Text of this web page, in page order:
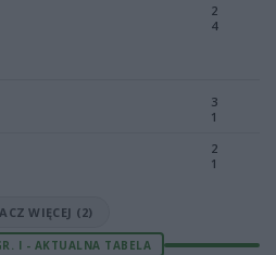
2
4
3
1
2
1
WIĘCEJ (2)
I - AKTUALNA TABELA